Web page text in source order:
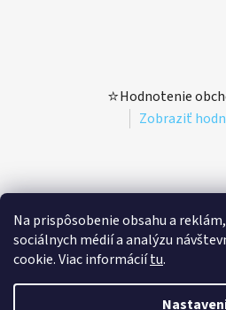
Na prispôsobenie obsahu a
sociálnych médií a analýzu
cookie. Viac informáciítu.
⭐Hodnotenie
Zobraziť